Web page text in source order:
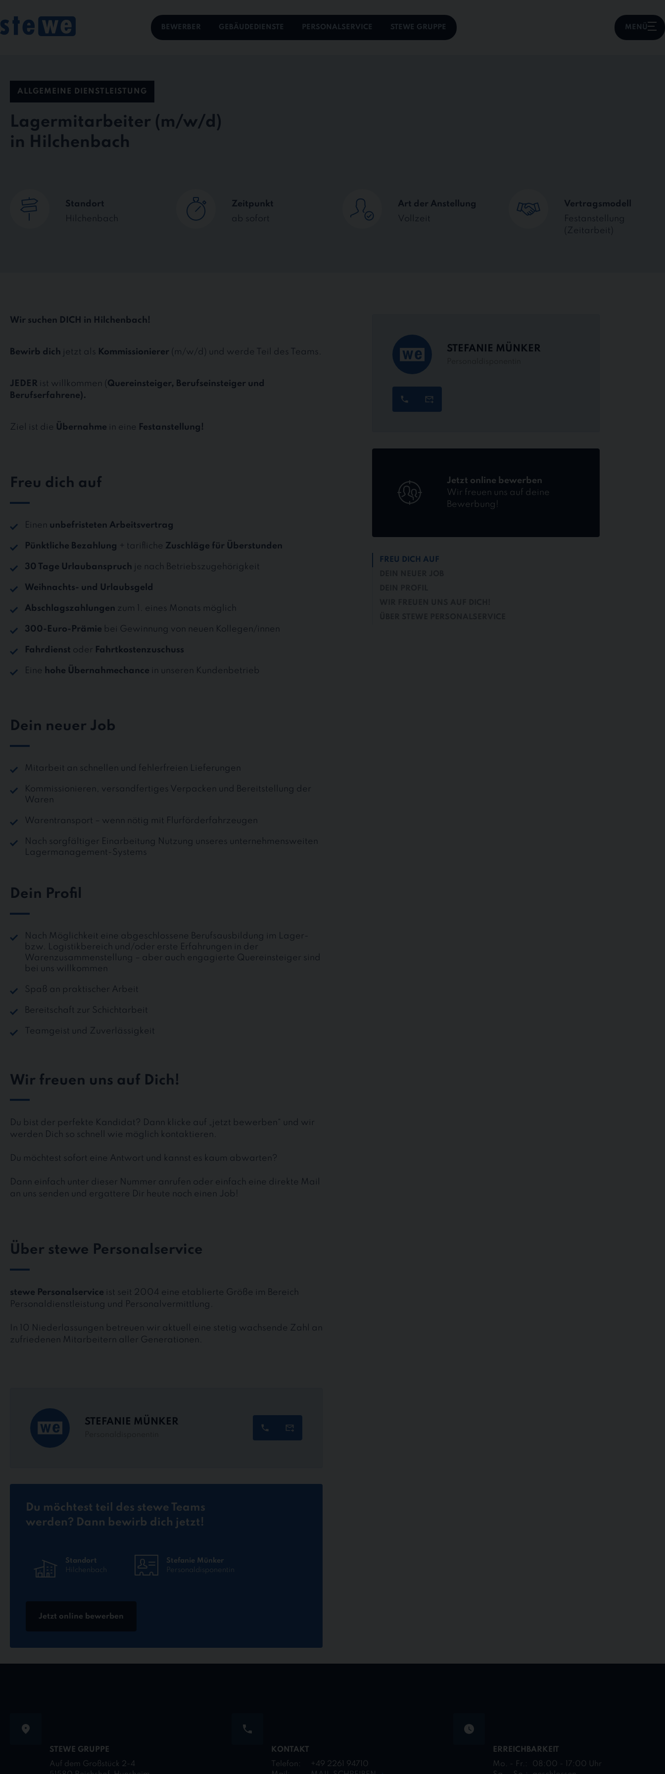
BEWERBER GEBÄUDEDIENSTE PERSONALSERVICE STEWE GRUPPE MENÜ
content
ALLGEMEINE DIENSTLEISTUNG
Lagermitarbeiter
in Hilchenbach
Standort
Hilchenbach
Zeitpunkt
ab sofort
Art der Anstellung
Vollzeit
Vertragsmodell
Festanstellung
(Zeitarbeit)
Wir suchen DICH in Hilchenbach!
Bewirb dich jetzt als Kommissionierer (m/w/d) und werde Teil des Teams.
JEDER ist willkommen ( Quereinsteiger, Berufseinsteiger und
Berufserfahrene).
Ziel ist die Übernahme in eine Festanstellung!
Freu dich auf
Einen unbefristeten Arbeitsvertrag
Pünktliche Bezahlung + tarifliche Zuschläge für Überstunden
30 Tage Urlaubanspruch je nach Betriebszugehörigkeit
Weihnachts- und Urlaubsgeld
Abschlagszahlungen zum 1. eines Monats möglich
300-Euro-Prämie bei Gewinnung von neuen Kollegen/innen
Fahrdienst oder Fahrtkostenzuschuss
Eine hohe Übernahmechance in unseren Kundenbetrieb
Dein neuer Job
Mitarbeit an schnellen und fehlerfreien Lieferungen
Kommissionieren, versandfertiges Verpacken und Bereitstellung der
Waren
Warentransport – wenn nötig mit Flurförderfahrzeugen
Nach sorgfältiger Einarbeitung Nutzung unseres unternehmensweiten
Lagermanagement-Systems
Dein Profil
Nach Möglichkeit eine abgeschlossene Berufsausbildung im Lager-
bzw. Logistikbereich und/oder erste Erfahrungen in der
Warenzusammenstellung – aber auch engagierte Quereinsteiger sind
bei uns willkommen
Spaß an praktischer Arbeit
Bereitschaft zur Schichtarbeit
Teamgeist und Zuverlässigkeit
Wir freuen uns auf Dich!
Du bist der perfekte Kandidat? Dann klicke auf „jetzt bewerben“ und wir
werden Dich so schnell wie möglich kontaktieren.
Du möchtest sofort eine Antwort und kannst es kaum abwarten?
Dann einfach unter dieser Nummer anrufen oder einfach eine direkte Mail
an uns senden und ergattere Dir heute noch einen Job!
Über stewe Personalservice
stewe Personalservice ist seit 2004 eine etablierte Größe im Bereich
Personaldienstleistung und Personalvermittlung.
In 10 Niederlassungen betreuen wir aktuell eine stetig wachsende Zahl an
zufriedenen Mitarbeitern aller Generationen.
STEFANIE MÜNKER
Du möchtest teil des stewe Teams
werden? Dann bewirb dich jetzt!
Standort
Hilchenbach
Stefanie Münker
Personaldisponentin
Jetzt online bewerben
STEFANIE MÜNKER
Jetzt online bewerben
Wir freuen uns auf deine
Bewerbung!
FREU DICH AUF
STEWE GRUPPE
Auf dem Großstück 2-4
KONTAKT
Telefon:
+49 2261 94710
ERREICHBARKEIT
Mo. - Fr.:
08:00 - 17:00 Uhr